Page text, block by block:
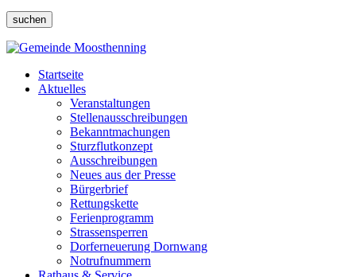
suchen
Startseite
Aktuelles
Veranstaltungen
Stellenausschreibungen
Bekanntmachungen
Sturzflutkonzept
Ausschreibungen
Neues aus der Presse
Bürgerbrief
Rettungskette
Ferienprogramm
Strassensperren
Dorferneuerung Dornwang
Notrufnummern